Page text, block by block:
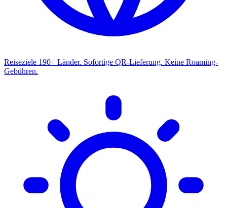
Reiseziele 190+ Länder. Sofortige QR-Lieferung. Keine Roaming-
Gebühren.